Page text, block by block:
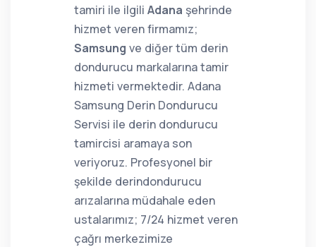
tamiri ile ilgili Adana şehrinde
hizmet veren firmamız;
Samsung ve diğer tüm derin
dondurucu markalarına tamir
hizmeti vermektedir. Adana
Samsung Derin Dondurucu
Servisi ile derin dondurucu
tamircisi aramaya son
veriyoruz. Profesyonel bir
şekilde derindondurucu
arızalarına müdahale eden
ustalarımız; 7/24 hizmet veren
çağrı merkezimize